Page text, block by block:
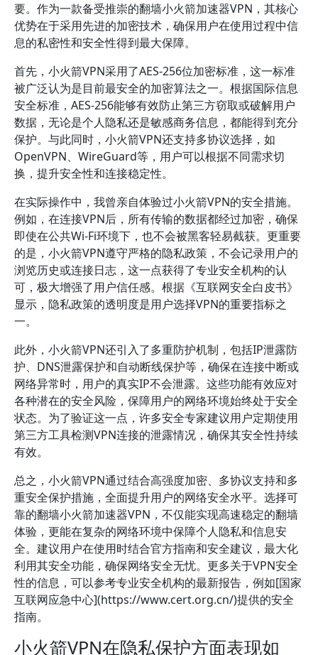
要。作为一款备受推崇的翻墙小火箭加速器VPN，其核心
优势在于采用先进的加密技术，确保用户在使用过程中信
息的私密性和安全性得到最大保障。
首先，小火箭VPN采用了AES-256位加密标准，这一标准
被广泛认为是目前最安全的加密算法之一。根据国际信息
安全标准，AES-256能够有效防止第三方窃取或破解用户
数据，无论是个人隐私还是敏感商务信息，都能得到充分
保护。与此同时，小火箭VPN还支持多协议选择，如
OpenVPN、WireGuard等，用户可以根据不同需求切
换，提升安全性和连接稳定性。
在实际操作中，我曾亲自体验过小火箭VPN的安全措施。
例如，在连接VPN后，所有传输的数据都经过加密，确保
即使在公共Wi-Fi环境下，也不会被黑客轻易截获。更重要
的是，小火箭VPN遵守严格的隐私政策，不会记录用户的
浏览历史或连接日志，这一点获得了专业安全机构的认
可，极大增强了用户信任感。根据《互联网安全白皮书》
显示，隐私政策的透明度是用户选择VPN的重要指标之
一。
此外，小火箭VPN还引入了多重防护机制，包括IP泄露防
护、DNS泄露保护和自动断线保护等，确保在连接中断或
网络异常时，用户的真实IP不会泄露。这些功能有效应对
各种潜在的安全风险，保障用户的网络环境始终处于安全
状态。为了验证这一点，许多安全专家建议用户定期使用
第三方工具检测VPN连接的泄露情况，确保其安全性持续
有效。
总之，小火箭VPN通过结合高强度加密、多协议支持和多
重安全保护措施，全面提升用户的网络安全水平。选择可
靠的翻墙小火箭加速器VPN，不仅能实现高速稳定的翻墙
体验，更能在复杂的网络环境中保障个人隐私和信息安
全。建议用户在使用时结合官方指南和安全建议，最大化
利用其安全功能，确保网络安全无忧。更多关于VPN安全
性的信息，可以参考专业安全机构的最新报告，例如[国家
互联网应急中心](https://www.cert.org.cn/)提供的安全
指南。
小火箭VPN在隐私保护方面表现如